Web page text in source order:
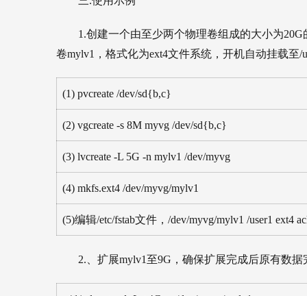
1.创建一个由至少两个物理卷组成的大小为
卷mylv1，格式化为ext4文件系统，开机自动挂载至/
(1) pvcreate /dev/sd{b,c}
(2) vgcreate -s 8M myvg /dev/sd{b,c}
(3) lvcreate -L 5G -n mylv1 /dev/myvg
(4) mkfs.ext4 /dev/myvg/mylv1
(5)编辑/etc/fstab文件，/dev/myvg/mylv1 /user1 ext4
2.、扩展mylv1至9G，确保扩展完成后原有数据